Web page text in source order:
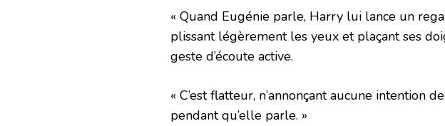
« Quand Eugénie parle, Harry lui lance un
plissant légèrement les yeux et plaçant ses
geste d’écoute active.
« C’est flatteur, n’annonçant aucune intention
pendant qu’elle parle. »